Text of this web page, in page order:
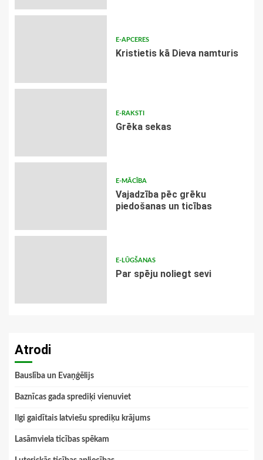
E-APCERES
Kristietis kā Dieva namturis
E-RAKSTI
Grēka sekas
E-MĀCĪBA
Vajadzība pēc grēku
piedošanas un ticības
E-LŪGŠANAS
Par spēju noliegt sevi
Atrodi
Bauslība un Evaņģēlijs
Baznīcas gada sprediķi vienuviet
Ilgi gaidītais latviešu sprediķu krājums
Lasāmviela ticības spēkam